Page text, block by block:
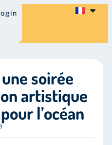
soirée
artistique
l’océan